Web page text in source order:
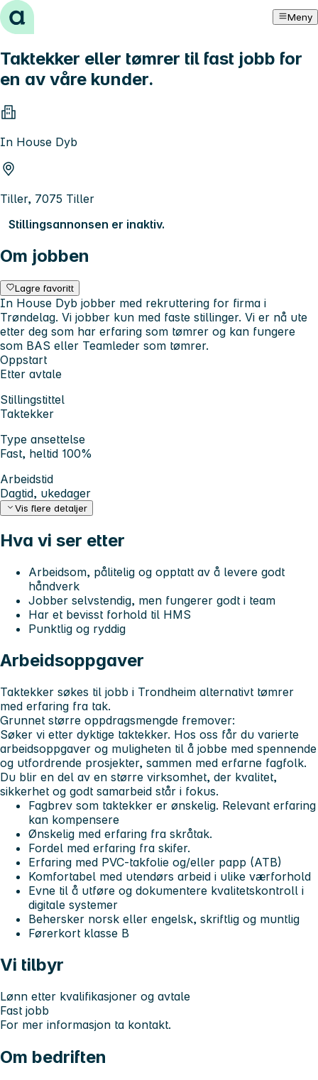
Hopp til innhold Meny
Taktekker eller tømrer til fast jobb for
en av våre kunder.
In House Dyb
Tiller, 7075 Tiller
Stillingsannonsen er inaktiv.
Om jobben
Lagre favoritt
In House Dyb jobber med rekruttering for firma i
Trøndelag. Vi jobber kun med faste stillinger. Vi er nå ute
etter deg som har erfaring som tømrer og kan fungere
som BAS eller Teamleder som tømrer.
Oppstart
Etter avtale
Stillingstittel
Taktekker
Type ansettelse
Fast, heltid 100%
Arbeidstid
Dagtid, ukedager
Vis flere detaljer
Hva vi ser etter
Arbeidsom, pålitelig og opptatt av å levere godt
håndverk
Jobber selvstendig, men fungerer godt i team
Har et bevisst forhold til HMS
Punktlig og ryddig
Arbeidsoppgaver
Taktekker søkes til jobb i Trondheim alternativt tømrer
med erfaring fra tak.
Grunnet større oppdragsmengde fremover:
Søker vi etter dyktige taktekker. Hos oss får du varierte
arbeidsoppgaver og muligheten til å jobbe med spennende
og utfordrende prosjekter, sammen med erfarne fagfolk.
Du blir en del av en større virksomhet, der kvalitet,
sikkerhet og godt samarbeid står i fokus.
Fagbrev som taktekker er ønskelig. Relevant erfaring
kan kompensere
Ønskelig med erfaring fra skråtak.
Fordel med erfaring fra skifer.
Erfaring med PVC-takfolie og/eller papp (ATB)
Komfortabel med utendørs arbeid i ulike værforhold
Evne til å utføre og dokumentere kvalitetskontroll i
digitale systemer
Behersker norsk eller engelsk, skriftlig og muntlig
Førerkort klasse B
Vi tilbyr
Lønn etter kvalifikasjoner og avtale
Fast jobb
For mer informasjon ta kontakt.
Om bedriften